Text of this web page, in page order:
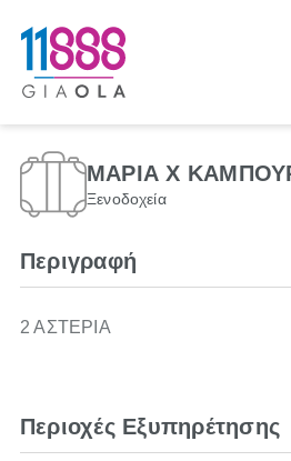
ΜΑΡΙΑ Χ
Ξενοδοχεία
Περιγραφή
2 ΑΣΤΕΡΙΑ
Περιοχές Εξυπηρέτησης